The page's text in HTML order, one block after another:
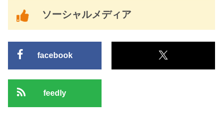
ソーシャルメディア
facebook
feedly